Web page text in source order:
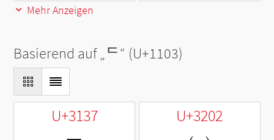
Mehr Anzeigen
Basierend auf „ᄃ“ (U+1103)
U+3137 U+3202